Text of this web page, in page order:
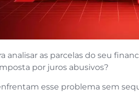
analisar as parcelas do seu
por juros abusivos?
esse problema sem